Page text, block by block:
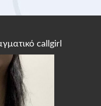
callgirl